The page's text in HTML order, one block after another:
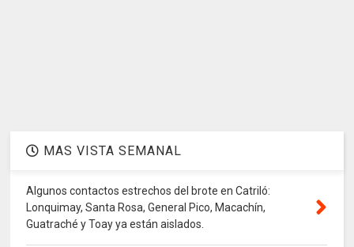
MAS VISTA SEMANAL
Algunos contactos estrechos del brote en Catriló:
Lonquimay, Santa Rosa, General Pico, Macachín,
Guatraché y Toay ya están aislados.